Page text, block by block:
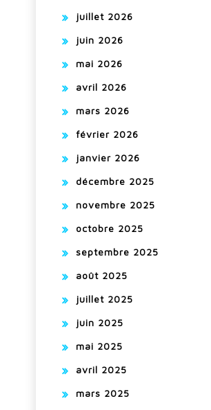
juillet 2026
juin 2026
mai 2026
avril 2026
mars 2026
février 2026
janvier 2026
décembre 2025
novembre 2025
octobre 2025
septembre 2025
août 2025
juillet 2025
juin 2025
mai 2025
avril 2025
mars 2025